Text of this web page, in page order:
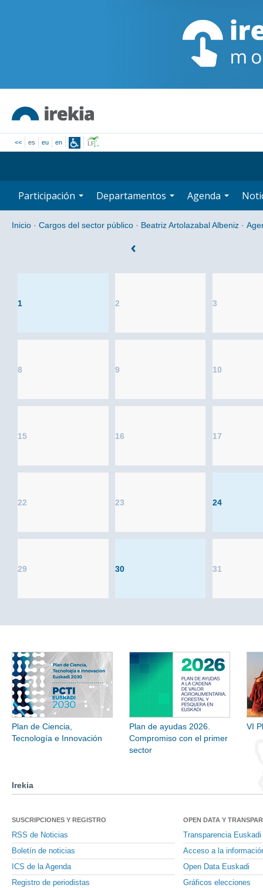
<< es eu en
Participación Departamentos Agenda
Inicio · Cargos del sector público · Beatriz Artolazabal Albeniz ·
1 2 3
8 9 10
15 16 17
22 23 24
29 30 31
Plan de Ciencia,
Tecnología e Innovación
Plan de ayudas 2026.
Compromiso con el primer
sector
VI
Irekia
SUSCRIPCIONES Y REGISTRO
RSS de Noticias
Boletín de noticias
ICS de la Agenda
Registro de periodistas
OPEN DATA Y
Transparencia Euskadi
Acceso a la
Open Data Euskadi
Gráficos elecciones